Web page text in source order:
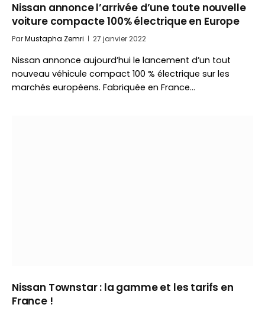
Nissan annonce l’arrivée d’une toute nouvelle
voiture compacte 100% électrique en Europe
ParMustapha Zemri 27 janvier 2022
Nissan annonce aujourd’hui le lancement d’un tout
nouveau véhicule compact 100 % électrique sur les
marchés européens. Fabriquée en France…
Nissan Townstar : la gamme et les tarifs en
France !